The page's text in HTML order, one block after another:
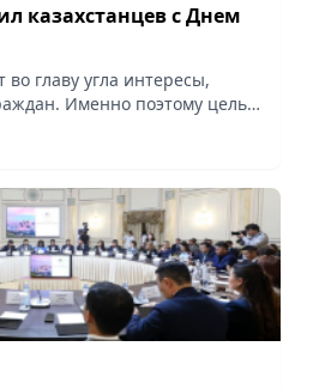
казахстанцев с Днем
во главу угла интересы,
Именно поэтому целью
в стране является